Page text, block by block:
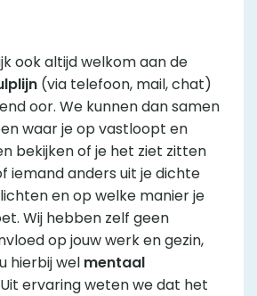
ook altijd welkom aan de
(via telefoon, mail, chat)
oor. We kunnen dan samen
waar je op vastloopt en
bekijken of je het ziet zitten
iemand anders uit je dichte
en op welke manier je
Wij hebben zelf geen
op jouw werk en gezin,
hierbij wel mentaal
ervaring weten we dat het